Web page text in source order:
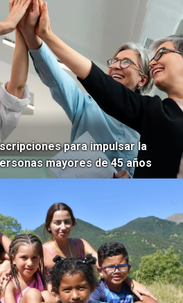
para impulsar la
mayores de 45 años